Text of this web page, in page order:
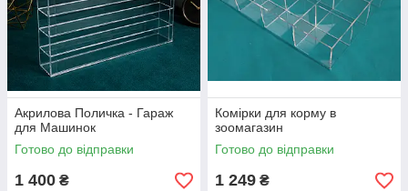
Акрилова Поличка - Гараж
для Машинок
Готово до відправки
1 400 ₴
Комірки для корму в
зоомагазин
Готово до відправки
1 249 ₴